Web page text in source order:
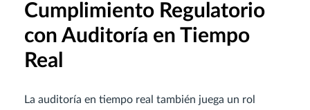
Cumplimiento Regulatorio
con Auditoría en Tiempo
Real
La auditoría en tiempo real también juega un rol